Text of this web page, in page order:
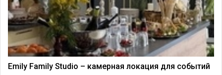
Emily Family Studio – камерная локация для событий